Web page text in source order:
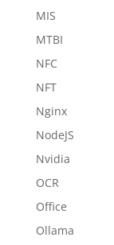
MIS
MTBI
NFC
NFT
Nginx
NodeJS
Nvidia
OCR
Office
Ollama